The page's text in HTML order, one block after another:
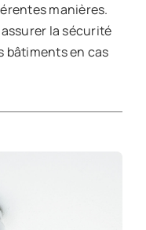
manières.
la sécurité
bâtiments en cas